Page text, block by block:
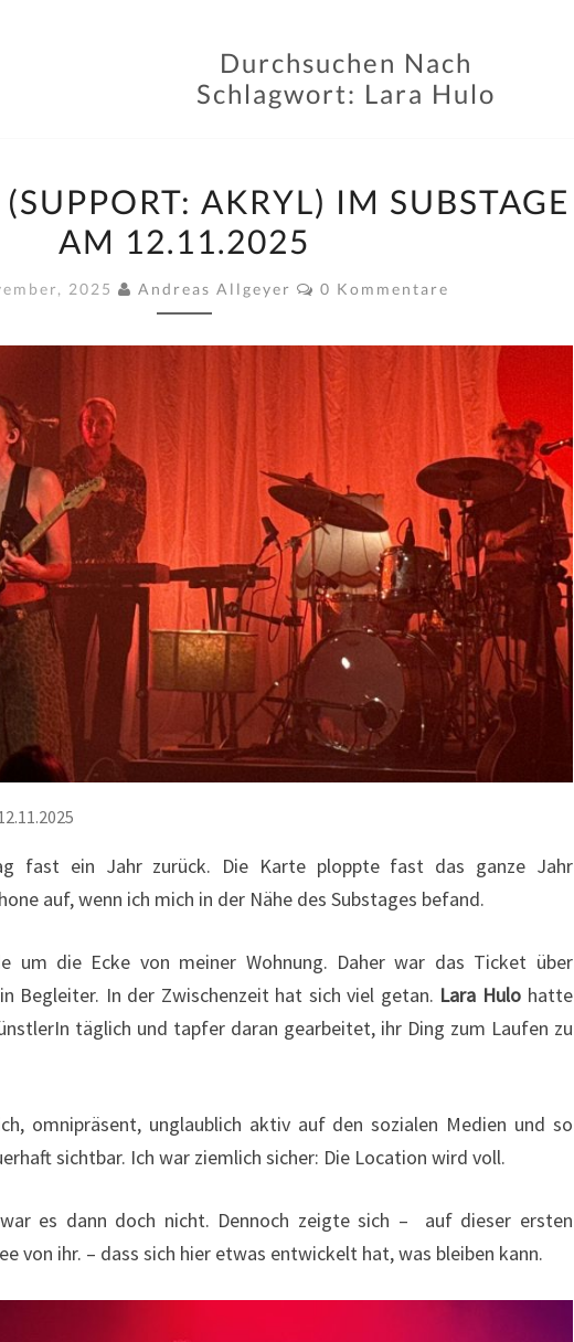
Durchsuchen Nach
Schlagwort: Lara Hulo
HULO
(SUPPORT:
IM
SUBSTAGE
12.11.2025
AKRYL) IM SUBSTAGE
AM 12.11.2025
2025 Andreas Allgeyer Kommentare
0 Kommentare
fast ein Jahr zurück. Die Karte ploppte fast das ganze Jahr
auf, wenn ich mich in der Nähe des Substages befand.
um die Ecke von meiner Wohnung. Daher war das Ticket über
Begleiter. In der Zwischenzeit hat sich viel getan. Lara Hulohatte
täglich und tapfer daran gearbeitet, ihr Ding zum Laufen zu
omnipräsent, unglaublich aktiv auf den sozialen Medien und so
sichtbar. Ich war ziemlich sicher: Die Location wird voll.
es dann doch nicht. Dennoch zeigte sich – auf dieser ersten
von ihr. – dass sich hier etwas entwickelt hat, was bleiben kann.